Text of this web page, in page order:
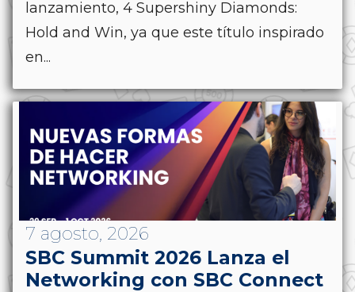
lanzamiento, 4 Supershiny Diamonds:
Hold and Win, ya que este título inspirado
en...
7 agosto, 2026
SBC Summit 2026 Lanza el
Networking con SBC Connect